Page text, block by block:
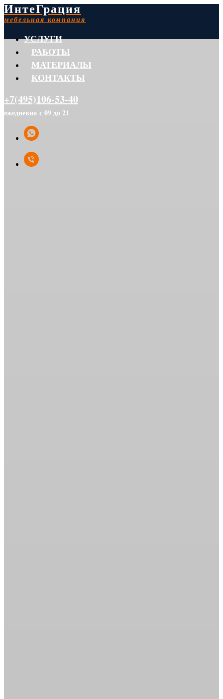
ИнтеГрация
мебельная компания
УСЛУГИ
РАБОТЫ
МАТЕРИАЛЫ
КОНТАКТЫ
+7(495)106-53-40
ежедневно с 09 до 21